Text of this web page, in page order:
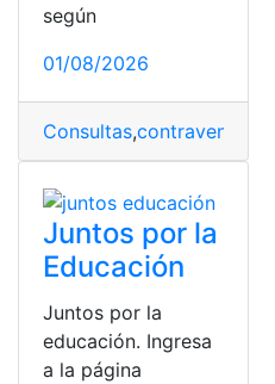
según
01/08/2026
Consultas,contravenciones
Juntos por la
Educación
Juntos por la
educación. Ingresa
a la página